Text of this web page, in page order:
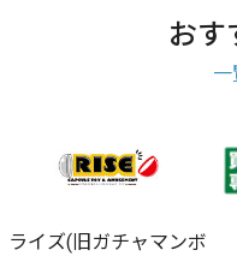
おす
一
ライズ(旧ガチャマンボ